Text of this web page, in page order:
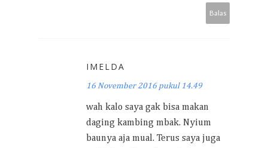
Balas
IMELDA
16 November 2016 pukul 14.49
wah kalo saya gak bisa makan
daging kambing mbak. Nyium
baunya aja mual. Terus saya juga